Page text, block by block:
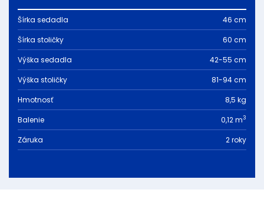
Šírka sedadla
46 cm
Šírka stoličky
60 cm
Výška sedadla
42-55 cm
Výška stoličky
81-94 cm
Hmotnosť
8,5 kg
Balenie
0,12 m3
Záruka 2 roky